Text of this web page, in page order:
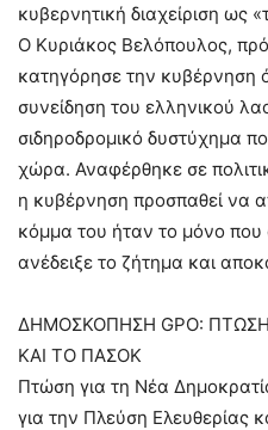
κυβερνητική διαχείριση ως
Ο Κυριάκος Βελόπουλος,
κατηγόρησε την κυβέρνηση
συνείδηση του ελληνικού
σιδηροδρομικό δυστύχημα
χώρα. Αναφέρθηκε σε
η κυβέρνηση προσπαθεί να
κόμμα του ήταν το μόνο που
ανέδειξε το ζήτημα και
ΔΗΜΟΣΚΟΠΗΣΗ GPO:
ΚΑΙ ΤΟ ΠΑΣΟΚ
Πτώση για τη Νέα
για την Πλεύση Ελευθερίας